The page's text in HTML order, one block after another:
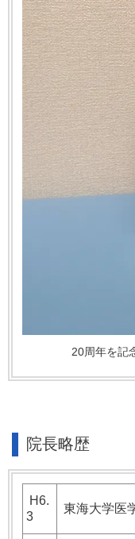
20周年を記
院長略歴
H6.
3
東海大学医